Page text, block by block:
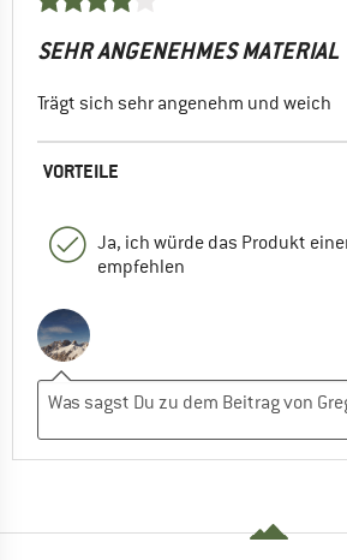
SEHR ANGENEHMES MATERIAL
Trägt sich sehr angenehm und weich
VORTEILE
Ja, ich würde das Produkt
empfehlen